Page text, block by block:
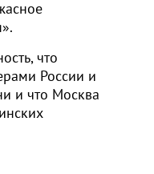
что
России и
и что Москва